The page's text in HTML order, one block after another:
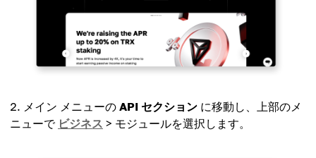
メイン メニューの API セクション に移動し、上部のメ
ニューで ビジネス > モジュールを選択します。